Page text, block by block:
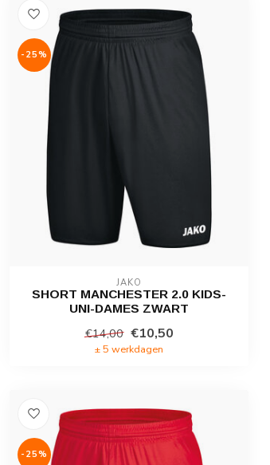
-25%
JAKO
SHORT MANCHESTER 2.0 KIDS-
UNI-DAMES ZWART
€14,00 €10,50
± 5 werkdagen
-25%